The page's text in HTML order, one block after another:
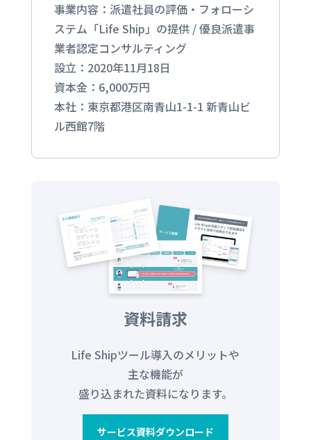
事業内容：派遣社員の評価・フォローシ
ステム「Life Ship」の提供 / 優良派遣事
業者認定コンサルティング
設立：2020年11月18日
資本金：6,000万円
本社：東京都港区南青山1-1-1 新青山ビ
ル西館7階
資料請求
Life Shipツール導入のメリットや
主な機能が
盛り込まれた資料になります。
サービス資料ダウンロード